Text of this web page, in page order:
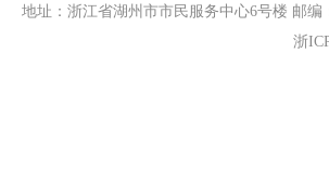
地址：浙江省湖州市市民服务中心6号楼 邮编
浙